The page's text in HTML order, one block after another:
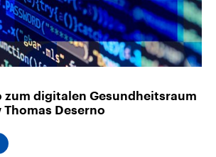
zum digitalen Gesundheitsraum
Deserno